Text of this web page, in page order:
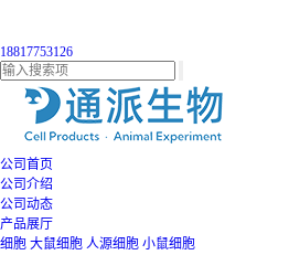
18817753126
公司首页
公司介绍
公司动态
产品展厅
细胞 大鼠细胞 人源细胞 小鼠细胞